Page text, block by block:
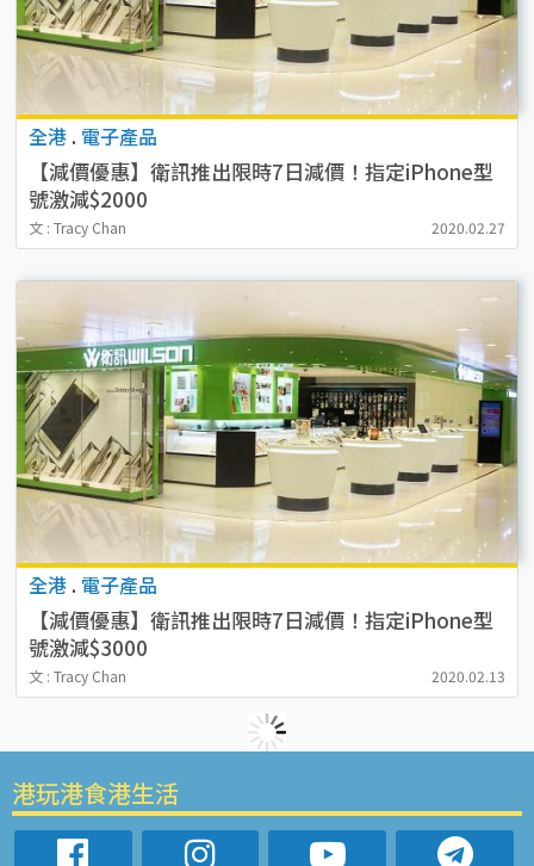
全港 . 電子產品
【減價優惠】衛訊推出限時7日減價！指定iPhone型
號激減$2000
文 : Tracy Chan 2020.02.27
全港 . 電子產品
【減價優惠】衛訊推出限時7日減價！指定iPhone型
號激減$3000
文 : Tracy Chan 2020.02.13
港玩港食港生活